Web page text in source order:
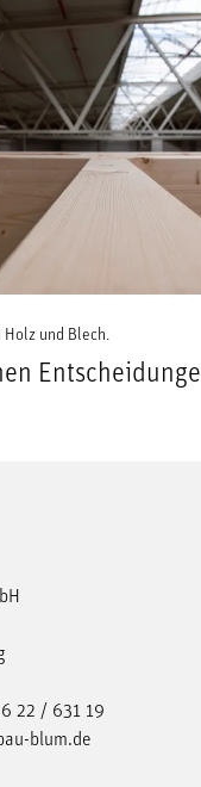
und Blech.
22 / 631 19
blum.de